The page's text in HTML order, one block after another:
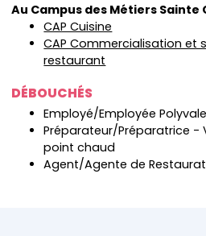
Au Campus des Métiers Sainte
CAP Cuisine
CAP Commercialisation et
restaurant
DÉBOUCHÉS
Employé/Employée
Préparateur/Préparatrice -
point chaud
Agent/Agente de